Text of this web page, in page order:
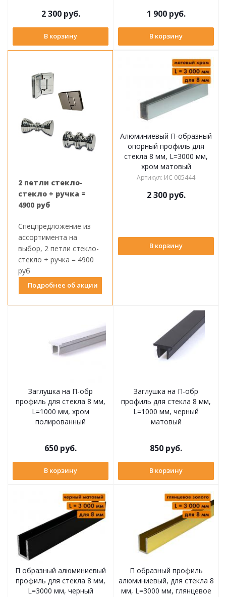
2 300руб.
В корзину
1 900руб.
В корзину
2 петли стекло-
стекло + ручка =
4900 руб
Спецпредложение из
ассортимента на
выбор, 2 петли стекло-
стекло + ручка = 4900
руб
Подробнее об акции
Алюминиевый П-образный
опорный профиль для
стекла 8 мм, L=3000 мм,
хром матовый
Артикул: ИС 005444
2 300руб.
В корзину
Заглушка на П-обр
профиль для стекла 8 мм,
L=1000 мм, хром
полированный
650 руб.
В корзину
Заглушка на П-обр
профиль для стекла 8 мм,
L=1000 мм, черный
матовый
850 руб.
В корзину
П образный алюминиевый
профиль для стекла 8 мм,
L=3000 мм, черный
П образный профиль
алюминиевый, для стекла 8
мм, L=3000 мм, глянцевое